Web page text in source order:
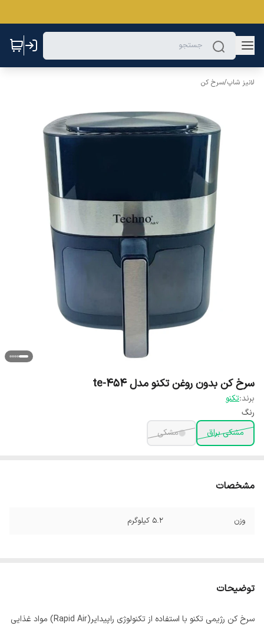
لانیز شاپ/سرخ کن
سرخ کن بدون روغن تکنو مدل te-454
برند:تکنو
رنگ
مشکی براق
مشکی
مشخصات
وزن 5.2 کیلوگرم
توضیحات
سرخ کن رژیمی تکنو با استفاده از تکنولوژی راپیدایر(Rapid Air) مواد غذایی